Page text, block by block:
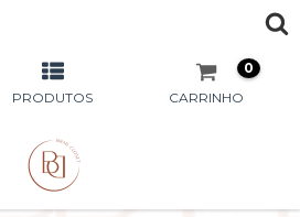
PRODUTOS CARRINHO
0